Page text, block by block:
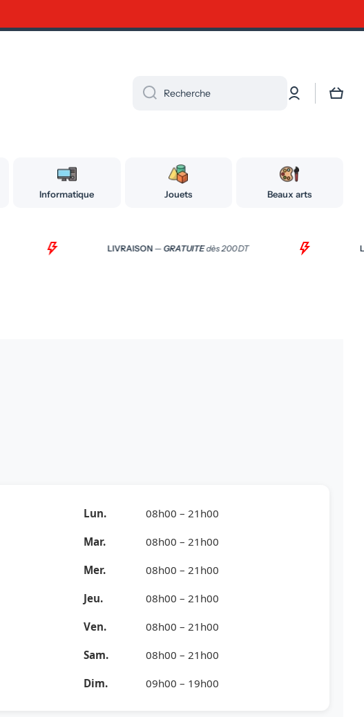
Recherche ConnexionPanier
Informatique Jouets Beaux arts
LIVRAISON—GRATUITEdès 200 DT
Lun. 08h00 – 21h00
Mar. 08h00 – 21h00
Mer. 08h00 – 21h00
Jeu. 08h00 – 21h00
Ven. 08h00 – 21h00
Sam. 08h00 – 21h00
Dim. 09h00 – 19h00